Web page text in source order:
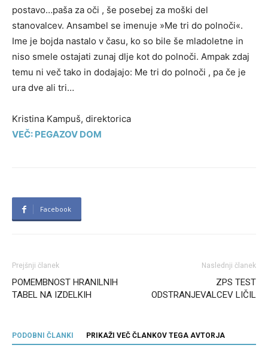
postavo…paša za oči , še posebej za moški del
stanovalcev. Ansambel se imenuje »Me tri do polnoči«.
Ime je bojda nastalo v času, ko so bile še mladoletne in
niso smele ostajati zunaj dlje kot do polnoči. Ampak zdaj
temu ni več tako in dodajajo: Me tri do polnoči , pa če je
ura dve ali tri…
Kristina Kampuš, direktorica
VEČ: PEGAZOV DOM
Facebook
Prejšnji članek
POMEMBNOST HRANILNIH
TABEL NA IZDELKIH
Naslednji članek
ZPS TEST
ODSTRANJEVALCEV LIČIL
PODOBNI ČLANKI PRIKAŽI VEČ ČLANKOV TEGA AVTORJA